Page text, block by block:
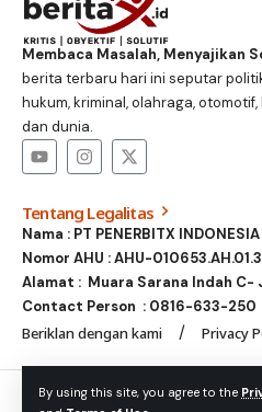
By using this site, you agree to the
Membaca Masalah, Menyajikan
berita terbaru hari ini seputar
hukum, kriminal, olahraga,
dan dunia.
Tentang Legalitas
Nama : PT PENERBITX
Nomor AHU : AHU-
Alamat : Muara Sarana Indah C-
Contact Person : 0816-633-250
Beriklan dengan kami Privacy
© Foxiz News Network. Ruby